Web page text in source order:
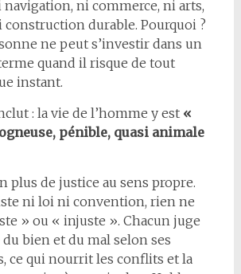
ni commerce, ni arts,
construction durable. Pourquoi ?
ne peut s’investir dans un
quand il risque de tout
instant.
: la vie de l’homme y est «
pénible, quasi animale
plus de justice au sens propre.
ni loi ni convention, rien ne
» ou « injuste ». Chacun juge
bien et du mal selon ses
ce qui nourrit les conflits et la